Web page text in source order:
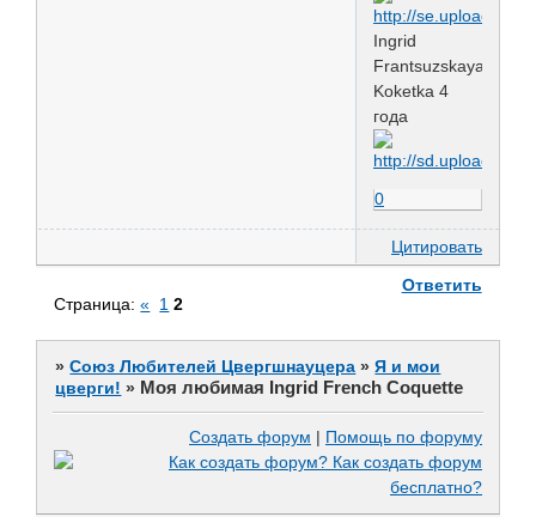
Ingrid
Frantsuzskaya
Koketka 4
года
0
Цитировать
Ответить
Страница:« 1 2
»Союз Любителей Цвергшнауцера »Я и мои
цверги! » Моя любимая Ingrid French Coquette
Создать форум | Помощь по форуму